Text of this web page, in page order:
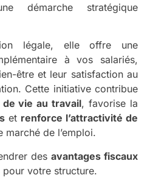
démarche stratégique
légale, elle offre une
à vos salariés,
être et leur satisfaction au
Cette initiative contribue
vie au travail, favorise la
et renforce l’attractivité de
marché de l’emploi.
desavantages fiscaux
votre structure.